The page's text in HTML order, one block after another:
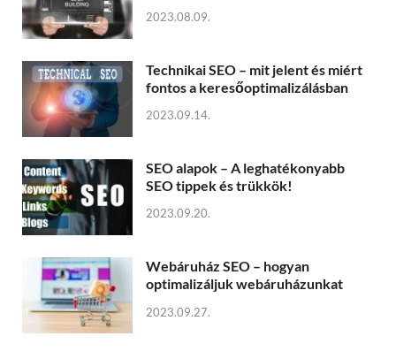
2023.08.09.
Technikai SEO – mit jelent és miért
fontos a keresőoptimalizálásban
2023.09.14.
SEO alapok – A leghatékonyabb
SEO tippek és trükkök!
2023.09.20.
Webáruház SEO – hogyan
optimalizáljuk webáruházunkat
2023.09.27.